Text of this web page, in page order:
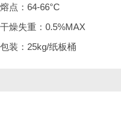
熔点：64-66°C
干燥失重：0.5%MAX
包装：25kg/纸板桶